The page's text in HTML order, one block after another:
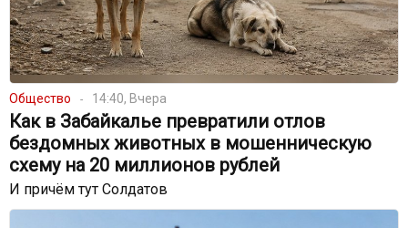
Общество 14:40, Вчера
Как в Забайкалье превратили отлов
бездомных животных в мошенническую
схему на 20 миллионов рублей
И причём тут Солдатов